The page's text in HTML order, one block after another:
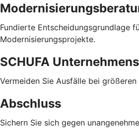
Fundierte Entscheidungsgrundlage
Modernisierungsprojekte.
SCHUFA
Vermeiden Sie Ausfälle bei
Abschluss
Sichern Sie sich gegen